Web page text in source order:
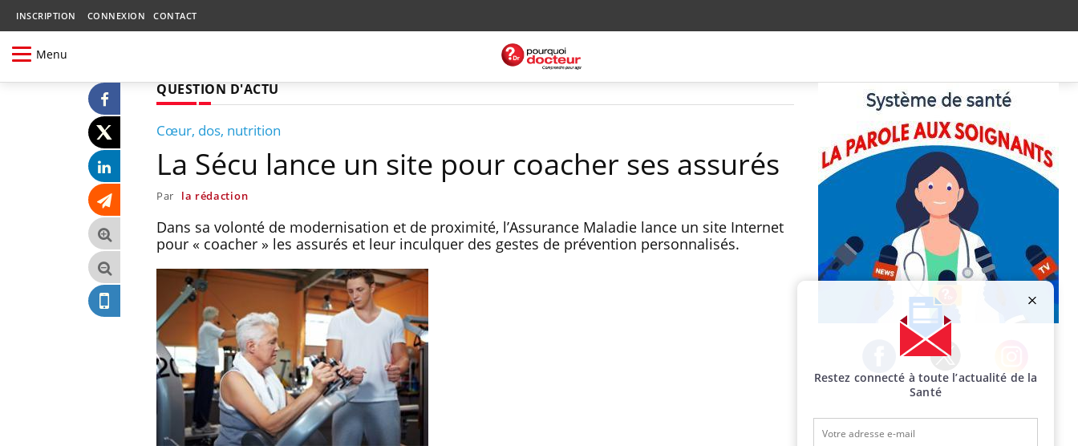
INSCRIPTION CONNEXION CONTACT
Menu
QUESTION D'ACTU
Cœur, dos, nutrition
La Sécu lance un site pour coacher ses assurés
Par la rédaction
Dans sa volonté de modernisation et de proximité, l’Assurance Maladie lance un site Internet
pour « coacher » les assurés et leur inculquer des gestes de prévention personnalisés.
Facebook Twitter Instagram
Restez connecté à toute l’actualité de la
Santé